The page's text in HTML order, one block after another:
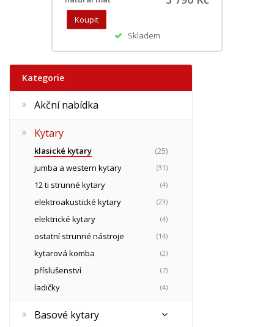
Skladem
Kategorie
Akční nabídka
Kytary
klasické kytary
(25)
jumba a western kytary
(31)
12 ti strunné kytary (4)
elektroakustické kytary (23)
elektrické kytary (4)
ostatní strunné nástroje (14)
kytarová komba (2)
příslušenství (7)
ladičky (4)
Basové kytary